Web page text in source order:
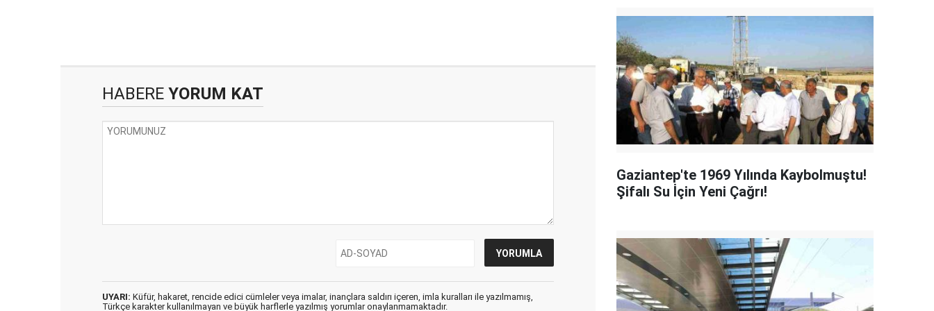
HABERE YORUM KAT
UYARI: Küfür, hakaret, rencide edici cümleler veya imalar, inançlara saldırı içeren, imla kuralları ile yazılmamış,
Türkçe karakter kullanılmayan ve büyük harflerle yazılmış yorumlar onaylanmamaktadır.
Gaziantep'te 1969 Yılında Kaybolmuştu!
Şifalı Su İçin Yeni Çağrı!